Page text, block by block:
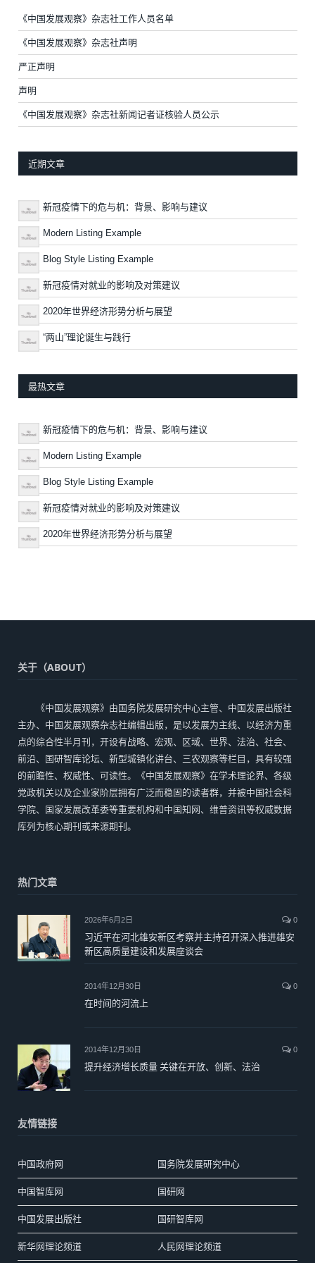
《中国发展观察》杂志社工作人员名单
《中国发展观察》杂志社声明
严正声明
声明
《中国发展观察》杂志社新闻记者证核验人员公示
近期文章
新冠疫情下的危与机：背景、影响与建议
Modern Listing Example
Blog Style Listing Example
新冠疫情对就业的影响及对策建议
2020年世界经济形势分析与展望
“两山”理论诞生与践行
最热文章
新冠疫情下的危与机：背景、影响与建议
Modern Listing Example
Blog Style Listing Example
新冠疫情对就业的影响及对策建议
2020年世界经济形势分析与展望
关于（ABOUT）
《中国发展观察》由国务院发展研究中心主管、中国发展出版社
主办、中国发展观察杂志社编辑出版，是以发展为主线、以经济为重
点的综合性半月刊，开设有战略、宏观、区域、世界、法治、社会、
前沿、国研智库论坛、新型城镇化讲台、三农观察等栏目，具有较强
的前瞻性、权威性、可读性。《中国发展观察》在学术理论界、各级
党政机关以及企业家阶层拥有广泛而稳固的读者群，并被中国社会科
学院、国家发展改革委等重要机构和中国知网、维普资讯等权威数据
库列为核心期刊或来源期刊。
热门文章
2026年6月2日 0
习近平在河北雄安新区考察并主持召开深入推进雄安
新区高质量建设和发展座谈会
2014年12月30日 0
在时间的河流上
2014年12月30日 0
提升经济增长质量 关键在开放、创新、法治
友情链接
中国政府网 国务院发展研究中心
中国智库网 国研网
中国发展出版社 国研智库网
新华网理论频道 人民网理论频道